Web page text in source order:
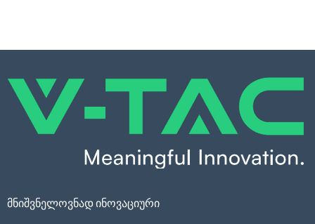
მნიშვნელოვნად ინოვაციური